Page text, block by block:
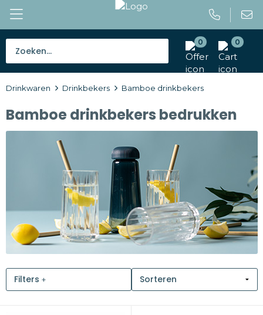
0 0
Caps en mutsen
Giveaways
Drinkwaren
Outdoor en vrije tijd
Snoepgoed
Drinkwaren Drinkbekers Bamboe drinkbekers
Bamboe drinkbekers bedrukken
Filters